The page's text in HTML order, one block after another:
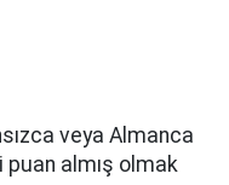
veya Almanca
almış olmak